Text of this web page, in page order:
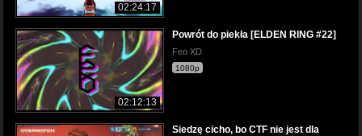
02:24:17
02:12:13
Powrót do piekła [ELDEN RING #22]
Feo XD
1080p
Siedzę cicho, bo CTF nie jest dla